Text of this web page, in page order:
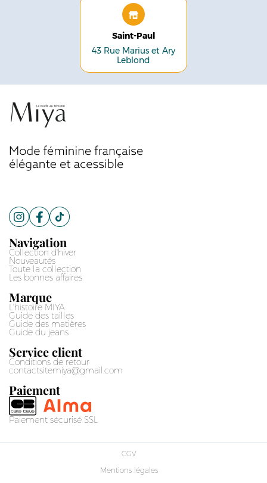
Saint-Paul
43 Rue Marius et Ary
Leblond
Navigation
Collection d'hiver
Nouveautés
Toute la collection
Les bonnes affaires
Marque
L'histoire MIYA
Guide des tailles
Guide des matières
Guide du jeans
Service client
Conditions de retour
contactsitemiya@gmail.com
Paiement
Paiement sécurisé SSL
CGV
Mentions légales